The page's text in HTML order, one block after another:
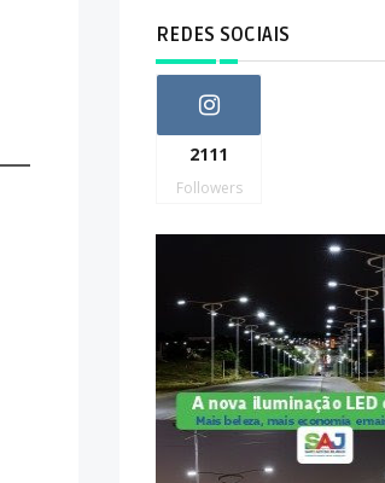
REDES SOCIAIS
2111
Followers